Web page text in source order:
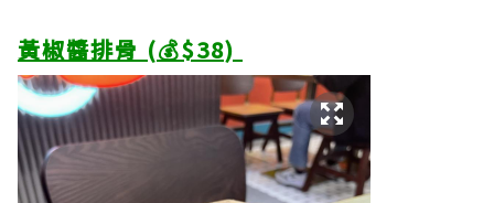
黃椒醬排骨 (💰$38)